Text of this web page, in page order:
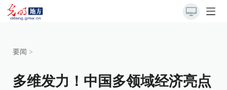
要闻 >
多维发力！中国多领域经济亮点